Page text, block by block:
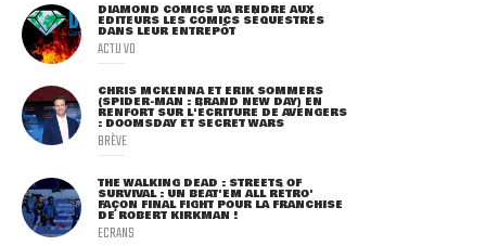
DIAMOND COMICS VA RENDRE AUX
ÉDITEURS LES COMICS SÉQUESTRÉS
DANS LEUR ENTREPÔT
ACTU VO
CHRIS MCKENNA ET ERIK SOMMERS
(SPIDER-MAN : BRAND NEW DAY) EN
RENFORT SUR L'ÉCRITURE DE AVENGERS
: DOOMSDAY ET SECRET WARS
BRÈVE
THE WALKING DEAD : STREETS OF
SURVIVAL : UN BEAT'EM ALL RÉTRO'
FAÇON FINAL FIGHT POUR LA FRANCHISE
DE ROBERT KIRKMAN !
ECRANS